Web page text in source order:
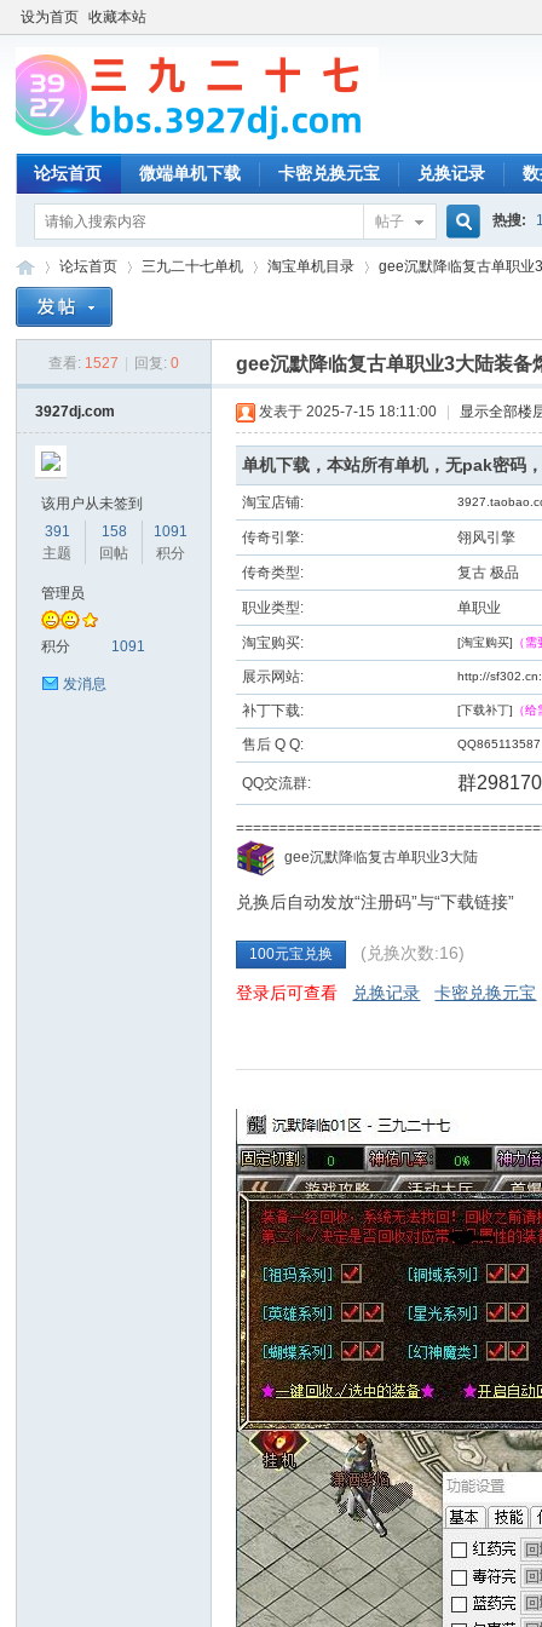
设为首页 收藏本站
论坛首页 微端单机下载 卡密兑换元宝 兑换记录
帖子
搜
索
热搜:
论坛首页 三九二十七单机
›
淘宝单机目录
›
gee沉默降临复古单职业
查看: 1527 回复: 0 gee沉默降临复古单职业3大陆装备
3927dj.com
该用户从未签到
391
主题
158
回帖
1091
积分
管理员
积分 1091
发消息
发表于 2025-7-15 18:11:00 显示全部楼
单机下载，本站所有单机，无pak密码
淘宝店铺:
传奇引擎: 翎风引擎
传奇类型: 复古 极品
职业类型: 单职业
淘宝购买: [淘宝购买] （
展示网站: http://
补丁下载: [下载补丁] （
售后 Q Q: QQ865113587
QQ交流群: 群
gee沉默降临复古单职业3大陆
兑换后自动发放“注册码”与“下载链接”
100元宝兑换 (兑换次数:16)
登录后可查看 兑换记录 卡密兑换元宝